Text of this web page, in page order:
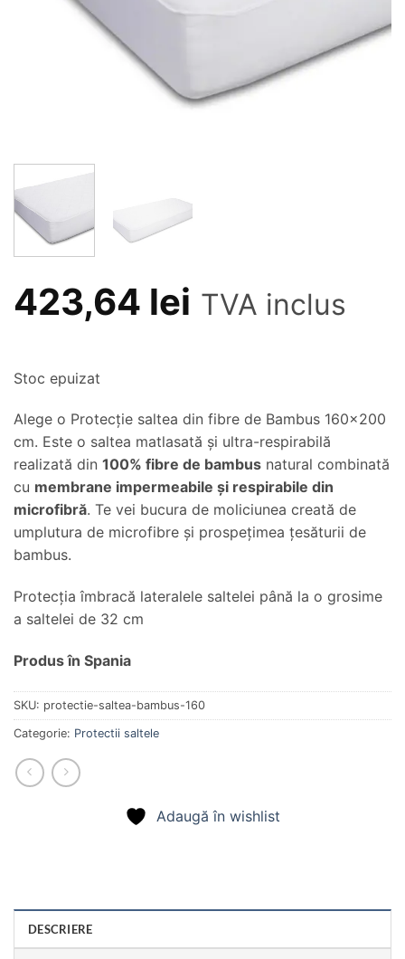
423,64 lei TVA inclus
Stoc epuizat
Alege o Protecție saltea din fibre de Bambus 160×200
cm. Este o saltea matlasată și ultra-respirabilă
realizată din 100% fibre de bambus natural combinată
cu membrane impermeabile și respirabile din
microfibră. Te vei bucura de moliciunea creată de
umplutura de microfibre și prospețimea țesăturii de
bambus.
Protecția îmbracă lateralele saltelei până la o grosime
a saltelei de 32 cm
Produs în Spania
SKU: protectie-saltea-bambus-160
Categorie: Protectii saltele
Adaugă în wishlist
DESCRIERE